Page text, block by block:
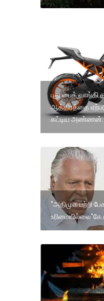
புது பைக்
ஆத்திரத்தை
கட்டிய அண்ணன்.
"அதிமுக பற்றி